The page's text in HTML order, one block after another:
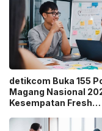
detikcom Buka 155
Magang Nasional
Kesempatan Fresh
Media Digital!